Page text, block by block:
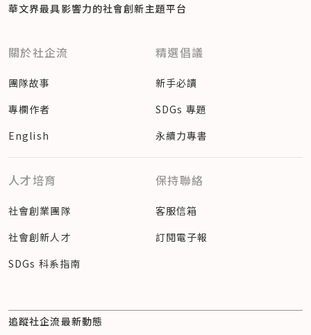
華文界最具影響力的社會創新主題平台
關於社企流
團隊故事
專欄作者
English
精選倡議
新手必讀
SDGs 專題
永續力專書
人才培育
社會創業團隊
社會創新人才
SDGs 科系指南
保持聯絡
客服信箱
訂閱電子報
追蹤社企流最新動態